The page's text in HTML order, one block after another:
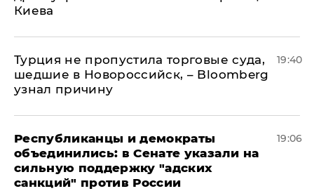
Киева
Турция не пропустила торговые суда,
шедшие в Новороссийск, – Bloomberg
узнал причину
19:40
Республиканцы и демократы
объединились: в Сенате указали на
сильную поддержку "адских
санкций" против России
19:06